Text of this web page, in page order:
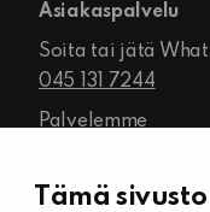
Tämä
Asiakaspalvelu
Soita tai jätä
045 131 7244
Palvelemme